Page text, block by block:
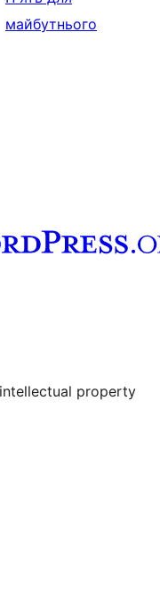
майбутнього
account
property